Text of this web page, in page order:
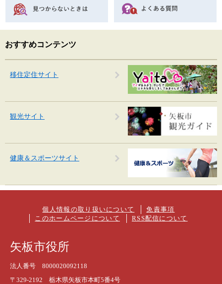
おすすめコンテンツ
移住定住サイト
観光サイト
健康＆スポーツサイト
個人情報の取り扱いについて
免責事項
このホームページについて
RSS配信について
矢板市役所
法人番号 8000020092118
〒329-2192 栃木県矢板市本町5番4号